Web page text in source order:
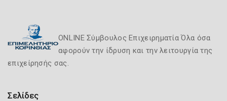
ONLINE Σύμβουλος Επιχειρηματία Όλα όσα
αφορούν την ίδρυση και την λειτουργία της
επιχείρησής σας.
Σελίδες